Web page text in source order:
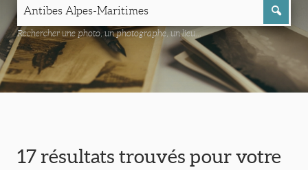
Rechercher une photo, un photographe, un lieu...
17 résultats trouvés pour votre